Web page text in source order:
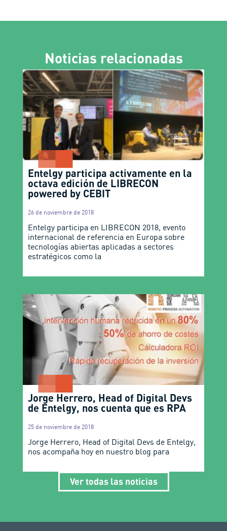
Noticias relacionadas
Entelgy participa activamente en la
octava edición de LIBRECON
powered by CEBIT
26 de noviembre de 2018
Entelgy participa en LIBRECON 2018, evento
internacional de referencia en Europa sobre
tecnologías abiertas aplicadas a sectores
estratégicos como la
Jorge Herrero, Head of Digital Devs
de Entelgy, nos cuenta que es RPA
25 de noviembre de 2018
Jorge Herrero, Head of Digital Devs de Entelgy,
nos acompaña hoy en nuestro blog para
Ver todas las noticias